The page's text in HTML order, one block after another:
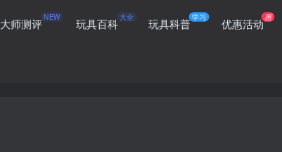
大师测评NEW 玩具百科大全 玩具科普学习 优惠活动惠